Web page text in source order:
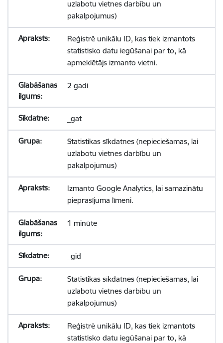
uzlabotu vietnes darbību un
pakalpojumus)
Reģistrē unikālu ID, kas tiek izmantots
statistisko datu iegūšanai par to, kā
apmeklētājs izmanto vietni.
2 gadi
_gat
Statistikas sīkdatnes (nepieciešamas, lai
uzlabotu vietnes darbību un
pakalpojumus)
Izmanto Google Analytics, lai samazinātu
pieprasījuma līmeni.
1 minūte
_gid
Statistikas sīkdatnes (nepieciešamas, lai
uzlabotu vietnes darbību un
pakalpojumus)
Reģistrē unikālu ID, kas tiek izmantots
statistisko datu iegūšanai par to, kā